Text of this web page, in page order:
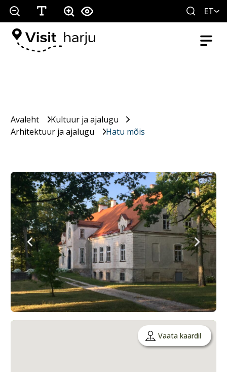
ET
Avaleht
Kultuur ja ajalugu
Arhitektuur ja ajalugu
Hatu mõis
Vaata kaardil